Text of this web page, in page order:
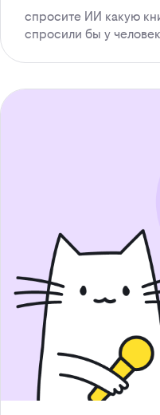
спросите ИИ какую
спросили бы у